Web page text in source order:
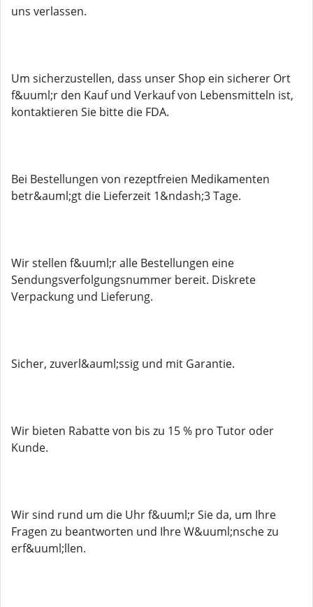
uns verlassen.
Um sicherzustellen, dass unser Shop ein sicherer Ort
f&uuml;r den Kauf und Verkauf von Lebensmitteln ist,
kontaktieren Sie bitte die FDA.
Bei Bestellungen von rezeptfreien Medikamenten
betr&auml;gt die Lieferzeit 1&ndash;3 Tage.
Wir stellen f&uuml;r alle Bestellungen eine
Sendungsverfolgungsnummer bereit. Diskrete
Verpackung und Lieferung.
Sicher, zuverl&auml;ssig und mit Garantie.
Wir bieten Rabatte von bis zu 15 % pro Tutor oder
Kunde.
Wir sind rund um die Uhr f&uuml;r Sie da, um Ihre
Fragen zu beantworten und Ihre W&uuml;nsche zu
erf&uuml;llen.